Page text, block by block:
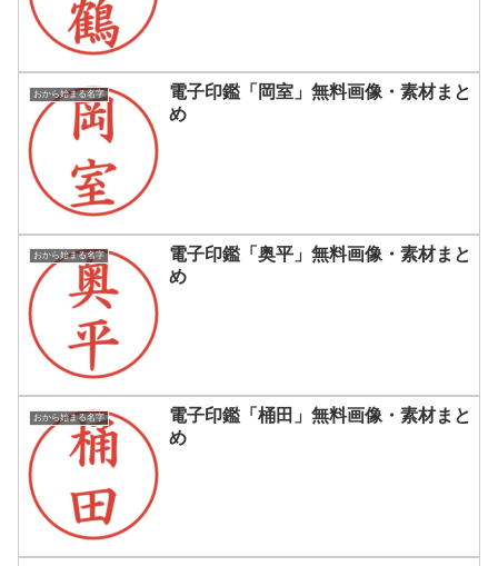
おから始まる名字
電子印鑑「岡室」無料画像・素材まと
め
おから始まる名字
電子印鑑「奥平」無料画像・素材まと
め
おから始まる名字
電子印鑑「桶田」無料画像・素材まと
め